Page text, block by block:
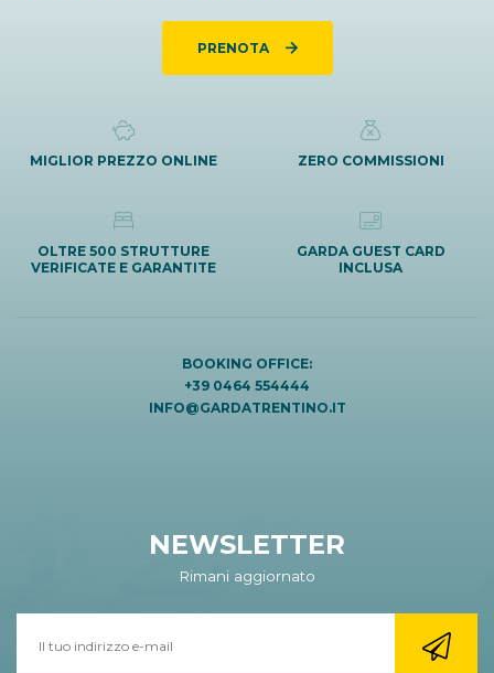
PRENOTA
MIGLIOR PREZZO ONLINE ZERO COMMISSIONI
OLTRE 500 STRUTTURE
VERIFICATE E GARANTITE
GARDA GUEST CARD
INCLUSA
BOOKING OFFICE:
+39 0464 554444
INFO@GARDATRENTINO.IT
NEWSLETTER
Rimani aggiornato